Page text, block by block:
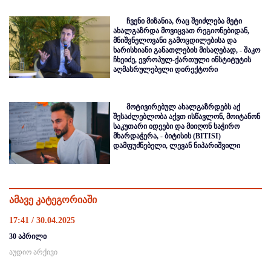
ჩვენი მიზანია, რაც შეიძლება მეტი
ახალგაზრდა მოვიცვათ რეგიონებიდან,
მნიშვნელოვანი გამოცდილებისა და
ხარისხიანი განათლების მისაღებად, - შაკო
ჩხეიძე, ევროპულ-ქართული ინსტიტუტის
აღმასრულებელი დირექტორი
მოტივირებულ ახალგაზრდებს აქ
შესაძლებლობა აქვთ ისწავლონ, მოიტანონ
საკუთარი იდეები და მიიღონ საჭირო
მხარდაჭერა, - ბიტისის (BITISI)
დამფუძნებელი, ლევან ნიპარიშვილი
ამავე კატეგორიაში
17:41 / 30.04.2025
30 აპრილი
აუდიო არქივი